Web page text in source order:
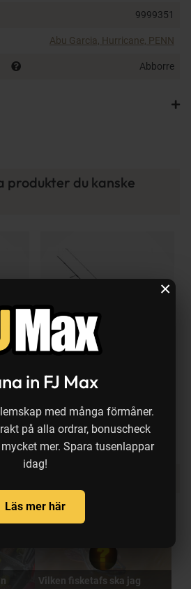
in FJ Max
med många förmåner.
på alla ordrar, bonuscheck
mer. Spara tusenlappar
idag!
Läs mer här
×
jigg, små softbaits, spinnare
men funkar även till öring i sjö
9999351
Abu Garcia, Hurricane, PENN
Abborre
produkter du kanske
rea
7' 5-
kr
Abu Garcia
Revo X 702L haspelset 7' 3-15
1 898 kr
Vilken fisketafs ska jag